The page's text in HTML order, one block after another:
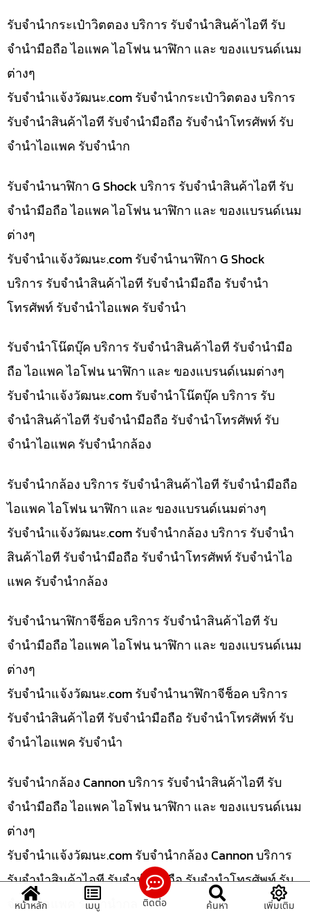
รับจำนำกระเป๋าวิตตอง บริการ รับจำนำสินค้าไอที รับ
จำนำมือถือ ไอแพค ไอโฟน นาฬิกา และ ของแบรนด์เนม
ต่างๆ
รับจํานําแจ้งวัฒนะ.com รับจำนำกระเป๋าวิตตอง บริการ
รับจำนำสินค้าไอที รับจำนำมือถือ รับจำนำโทรศัพท์ รับ
จำนำไอแพค รับจำนำก
รับจำนำนาฬิกา G Shock บริการ รับจำนำสินค้าไอที รับ
จำนำมือถือ ไอแพค ไอโฟน นาฬิกา และ ของแบรนด์เนม
ต่างๆ
รับจํานําแจ้งวัฒนะ.com รับจำนำนาฬิกา G Shock
บริการ รับจำนำสินค้าไอที รับจำนำมือถือ รับจำนำ
โทรศัพท์ รับจำนำไอแพค รับจำนำ
รับจำนำโน๊ตบุ๊ค บริการ รับจำนำสินค้าไอที รับจำนำมือ
ถือ ไอแพค ไอโฟน นาฬิกา และ ของแบรนด์เนมต่างๆ
รับจํานําแจ้งวัฒนะ.com รับจำนำโน๊ตบุ๊ค บริการ รับ
จำนำสินค้าไอที รับจำนำมือถือ รับจำนำโทรศัพท์ รับ
จำนำไอแพค รับจำนำกล้อง
รับจำนำกล้อง บริการ รับจำนำสินค้าไอที รับจำนำมือถือ
ไอแพค ไอโฟน นาฬิกา และ ของแบรนด์เนมต่างๆ
รับจํานําแจ้งวัฒนะ.com รับจำนำกล้อง บริการ รับจำนำ
สินค้าไอที รับจำนำมือถือ รับจำนำโทรศัพท์ รับจำนำไอ
แพค รับจำนำกล้อง
รับจำนำนาฬิกาจีช็อค บริการ รับจำนำสินค้าไอที รับ
จำนำมือถือ ไอแพค ไอโฟน นาฬิกา และ ของแบรนด์เนม
ต่างๆ
รับจํานําแจ้งวัฒนะ.com รับจำนำนาฬิกาจีช็อค บริการ
รับจำนำสินค้าไอที รับจำนำมือถือ รับจำนำโทรศัพท์ รับ
จำนำไอแพค รับจำนำ
รับจำนำกล้อง Cannon บริการ รับจำนำสินค้าไอที รับ
จำนำมือถือ ไอแพค ไอโฟน นาฬิกา และ ของแบรนด์เนม
ต่างๆ
รับจํานําแจ้งวัฒนะ.com รับจำนำกล้อง Cannon บริการ
รับจำนำสินค้าไอที รับจำนำมือถือ รับจำนำโทรศัพท์ รับ
จำนำไอแพค รับจำนำกล
หน้าหลัก เมนู ติดต่อ ค้นหา เพิ่มเติม